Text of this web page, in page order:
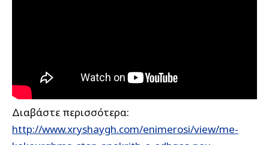
Διαβάστε περισσότερα:
http://www.xryshaygh.com/enimerosi/view/me-